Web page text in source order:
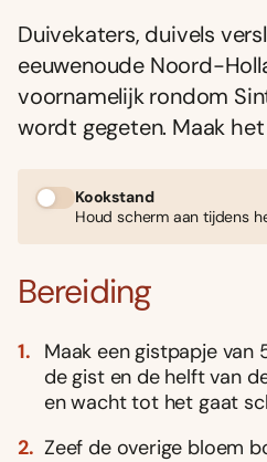
Duivekaters, duivels
eeuwenoude Noord-
voornamelijk rondom
wordt gegeten. Maak
Kookstand
Houd scherm aan tijdens
Bereiding
Maak een gistpapje van
de gist en de helft van
en wacht tot het gaat
Zeef de overige bloem